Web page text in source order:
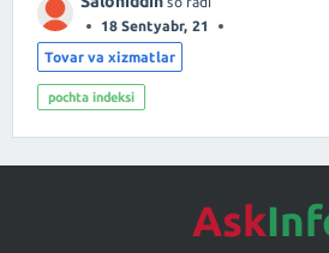
18 Sentyabr, 21
Tovar va xizmatlar
pochta indeksi
Ask